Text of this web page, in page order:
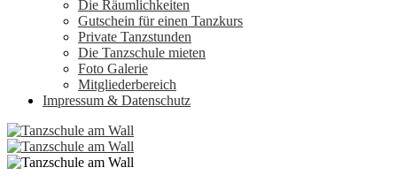
Die Räumlichkeiten
Gutschein für einen Tanzkurs
Private Tanzstunden
Die Tanzschule mieten
Foto Galerie
Mitgliederbereich
Impressum & Datenschutz